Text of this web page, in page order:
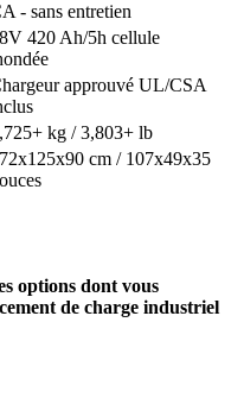
- sans entretien
420 Ah/5h cellule
approuvé UL/CSA
kg / 3,803+ lb
cm / 107x49x35
options dont vous
de charge industriel